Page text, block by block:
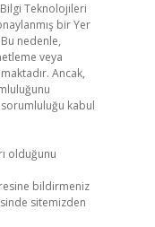
Bilgi Teknolojileri
bir Yer
nedenle,
veya
Ancak,
kabul
olduğunu
bildirmeniz
sitemizden